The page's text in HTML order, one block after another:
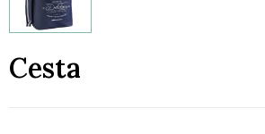
Cesta